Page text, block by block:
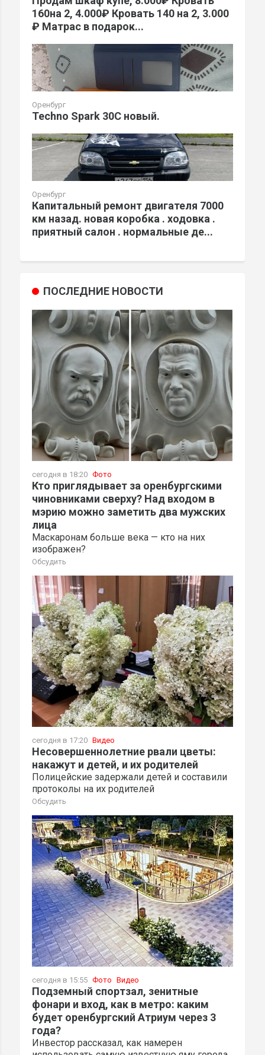
160на 2, 4.000₽ Кровать 140 на 2, 3.000
₽ Матрас в подарок...
Оренбург
Techno Spark 30C новый.
Оренбург
Капитальный ремонт двигателя 7000
км назад. новая коробка . ходовка .
приятный салон . нормальные де...
ПОСЛЕДНИЕ НОВОСТИ
сегодня в 18:20 Фото
Кто приглядывает за оренбургскими
чиновниками сверху? Над входом в
мэрию можно заметить два мужских
лица
Маскаронам больше века — кто на них
изображен?
Обсудить
сегодня в 17:20 Видео
Несовершеннолетние рвали цветы:
накажут и детей, и их родителей
Полицейские задержали детей и составили
протоколы на их родителей
Обсудить
сегодня в 15:55 Фото Видео
Подземный спортзал, зенитные
фонари и вход, как в метро: каким
будет оренбургский Атриум через 3
года?
Инвестор рассказал, как намерен